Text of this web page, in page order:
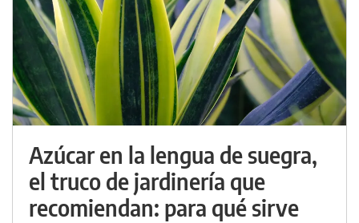
Azúcar en la lengua de suegra,
el truco de jardinería que
recomiendan: para qué sirve